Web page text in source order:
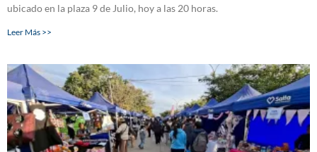
ubicado en la plaza 9 de Julio, hoy a las 20 horas.
Leer Más >>